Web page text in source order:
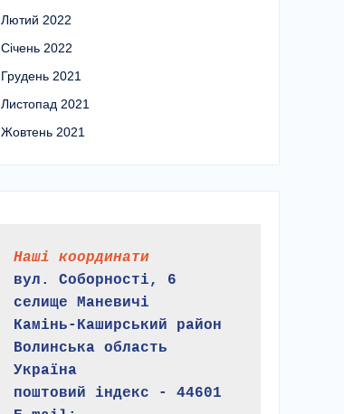
Лютий 2022
Січень 2022
Грудень 2021
Листопад 2021
Жовтень 2021
Наші координати
вул. Соборності, 6
селище Маневичі
Камінь-Каширський район
Волинська область
Україна
поштовий індекс - 44601